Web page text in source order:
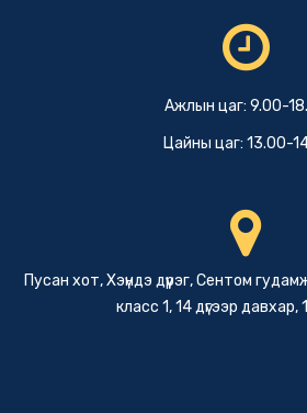
Ажлын цаг: 9.00-
Цайны цаг: 13.00-
Пусан хот, Хэүндэ дүүрэг, Сентом
класс 1, 14 дүгээр давхар,